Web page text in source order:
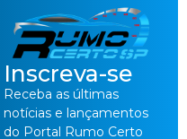
Inscreva-se
Receba as últimas
notícias e lançamentos
do Portal Rumo Certo